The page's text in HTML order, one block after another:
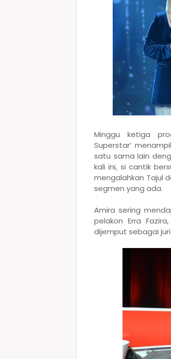
Minggu ketiga
Superstar’
satu sama lain
kali ini, si cantik
mengalahkan Tajul
segmen yang ada.
Amira sering
pelakon Erra
dijemput sebagai